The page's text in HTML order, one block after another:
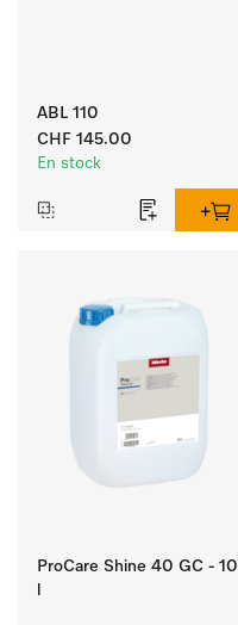
ABL 110
CHF 145.00
En stock
ProCare Shine 40 GC - 10